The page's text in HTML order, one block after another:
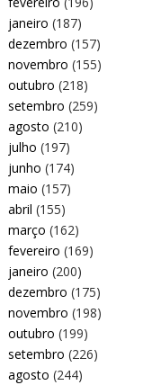
janeiro (187)
dezembro (157)
novembro (155)
outubro (218)
setembro (259)
agosto (210)
julho (197)
junho (174)
maio (157)
abril (155)
março (162)
fevereiro (169)
janeiro (200)
dezembro (175)
novembro (198)
outubro (199)
setembro (226)
agosto (244)